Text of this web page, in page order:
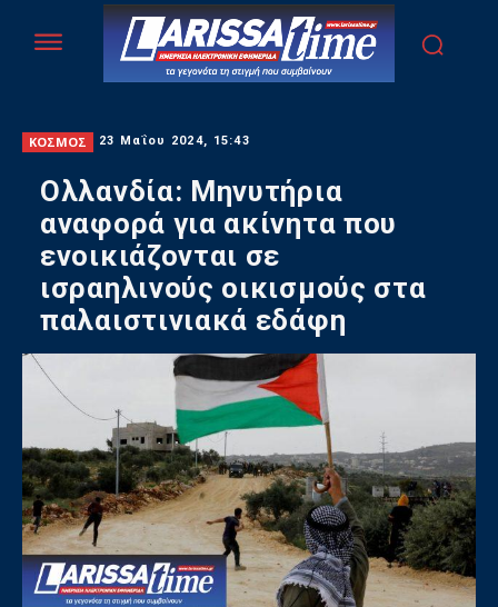
ΚΟΣΜΟΣ 23 Μαΐου 2024, 15:43
Ολλανδία: Μηνυτήρια
αναφορά για ακίνητα που
ενοικιάζονται σε
ισραηλινούς οικισμούς στα
παλαιστινιακά εδάφη